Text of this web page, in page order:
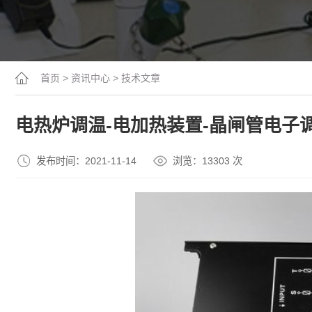
首页 > 资讯中心 > 技术文章
电热炉调温-电加热装置-晶闸管电子
发布时间：2021-11-14 浏览：13303 次